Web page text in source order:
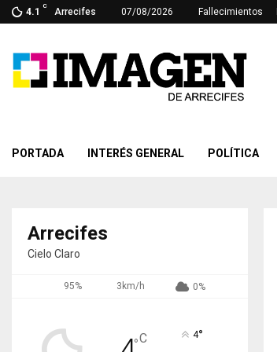
4.1
C
Arrecifes 07/08/2026 Fallecimientos
PORTADA INTERÉS GENERAL POLÍTICA
Arrecifes
Cielo Claro
95% 3km/h 0%
°C 4°